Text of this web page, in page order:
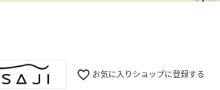
favorite_border お気に入りショップに登録する